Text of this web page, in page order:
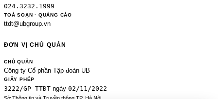
024.3232.1999
TOÀ SOẠN · QUẢNG CÁO
ttdt@ubgroup.vn
ĐƠN VỊ CHỦ QUẢN
CHỦ QUẢN
Công ty Cổ phần Tập đoàn UB
GIẤY PHÉP
3222/GP-TTĐT ngày 02/11/2022